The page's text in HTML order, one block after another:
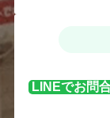
LINEでお問